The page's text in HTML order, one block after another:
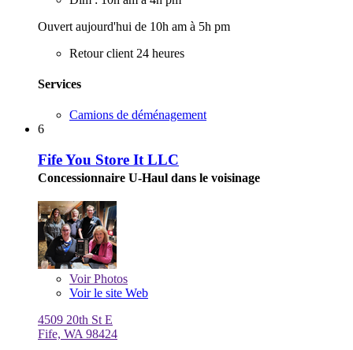
Ouvert aujourd'hui de 10h am à 5h pm
Retour client 24 heures
Services
Camions de déménagement
6
Fife You Store It LLC
Concessionnaire U-Haul dans le voisinage
VoirPhotos
Voir le site Web
4509 20th St E
Fife, WA 98424